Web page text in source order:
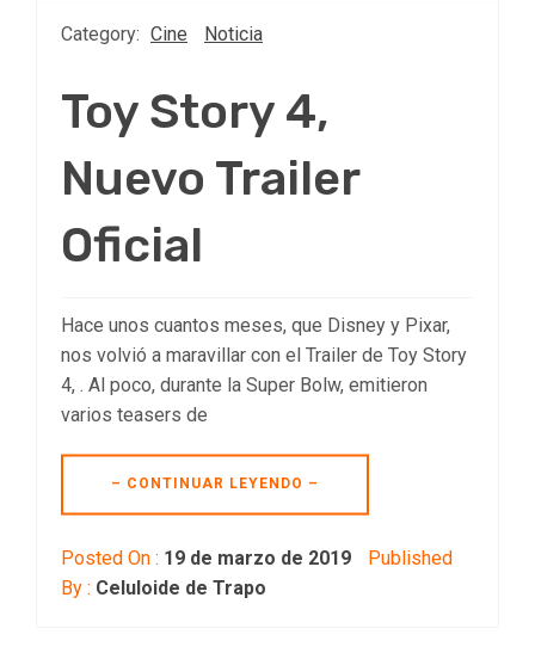
Category: Cine Noticia
Toy Story 4,
Nuevo Trailer
Oficial
Hace unos cuantos meses, que Disney y Pixar,
nos volvió a maravillar con el Trailer de Toy Story
4, . Al poco, durante la Super Bolw, emitieron
varios teasers de
– CONTINUAR LEYENDO –
Posted On : 19 de marzo de 2019
Published
By : Celuloide de Trapo